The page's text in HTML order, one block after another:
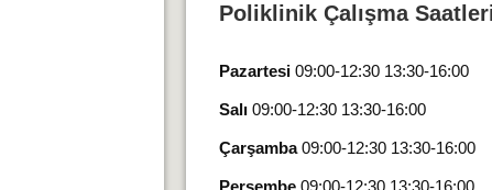
Poliklinik Çalışma
Pazartesi09:00-12:30 13:30-16:00
Salı09:00-12:30 13:30-16:00
Çarşamba09:00-12:30 13:30-16:00
Perşembe09:00-12:30 13:30-16:00